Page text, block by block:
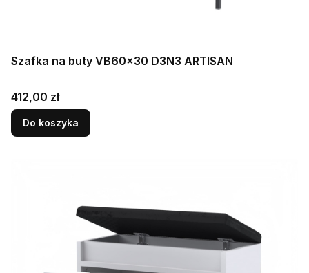
Szafka na buty VB60x30 D3N3 ARTISAN
Cena
412,00 zł
Do koszyka